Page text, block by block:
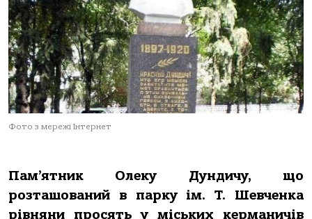
Фото з мережі Інтернет
Пам’ятник Олеку Дундичу, що
розташований в парку ім. Т. Шевченка
рівняни просять у міських керманичів